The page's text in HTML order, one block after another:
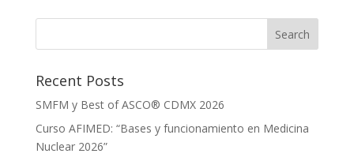
Recent Posts
SMFM y Best of ASCO® CDMX 2026
Curso AFIMED: “Bases y funcionamiento en Medicina
Nuclear 2026”